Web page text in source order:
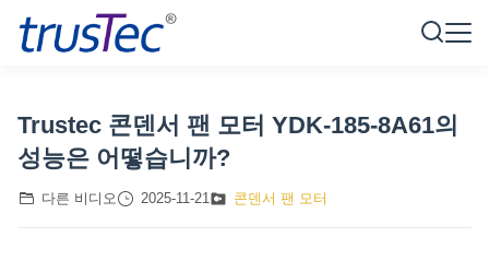
Trustec 콘덴서 팬 모터 YDK-185-8A61의
성능은 어떻습니까?
다른 비디오 2025-11-21 콘덴서 팬 모터